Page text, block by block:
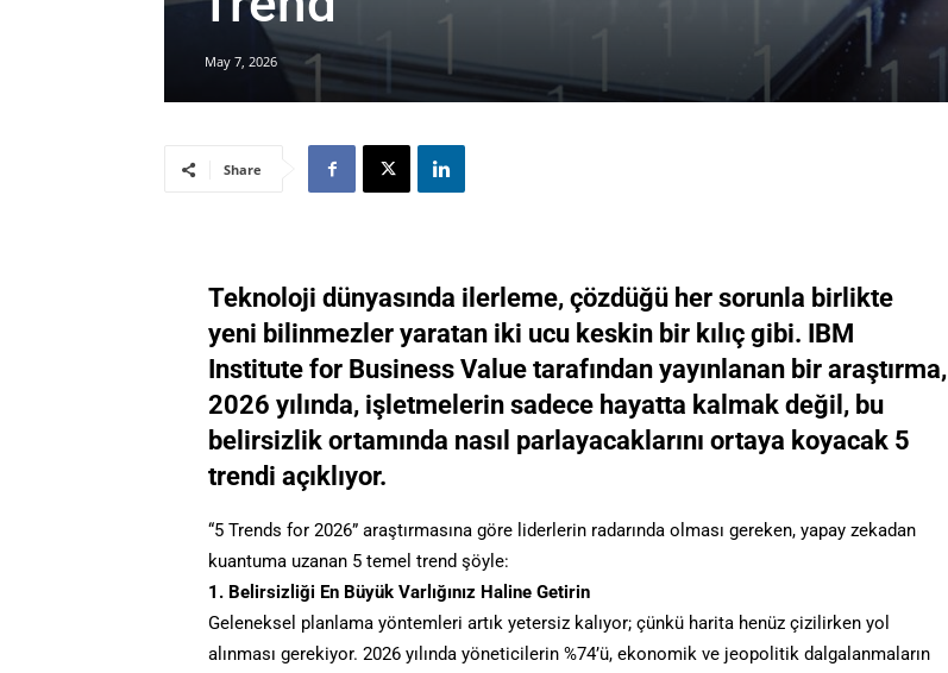
May 7, 2026
Share
Teknoloji dünyasında ilerleme, çözdüğü her sorunla birlikte
yeni bilinmezler yaratan iki ucu keskin bir kılıç gibi. IBM
Institute for Business Value tarafından yayınlanan bir araştırma,
2026 yılında, işletmelerin sadece hayatta kalmak değil, bu
belirsizlik ortamında nasıl parlayacaklarını ortaya koyacak 5
trendi açıklıyor.
“5 Trends for 2026” araştırmasına göre liderlerin radarında olması gereken, yapay zekadan
kuantuma uzanan 5 temel trend şöyle:
1. Belirsizliği En Büyük Varlığınız Haline Getirin
Geleneksel planlama yöntemleri artık yetersiz kalıyor; çünkü harita henüz çizilirken yol
alınması gerekiyor. 2026 yılında yöneticilerin %74’ü, ekonomik ve jeopolitik dalgalanmaların